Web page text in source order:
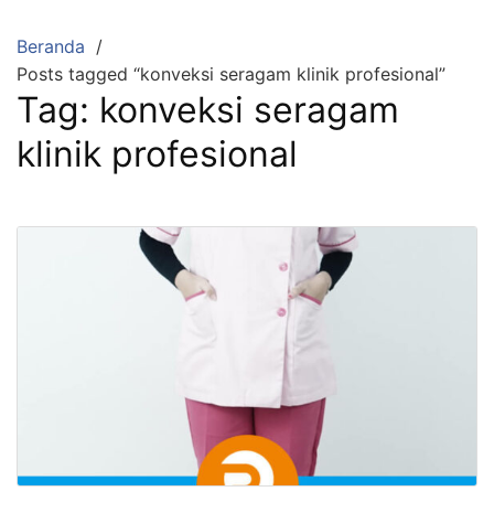
ke
konten
Beranda
Posts tagged “konveksi seragam klinik profesional”
Tag: konveksi seragam
klinik profesional